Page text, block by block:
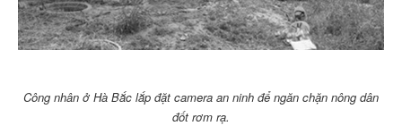
Công nhân ở Hà Bắc lắp đặt camera an ninh để ngăn chặn nông dân
đốt rơm rạ.